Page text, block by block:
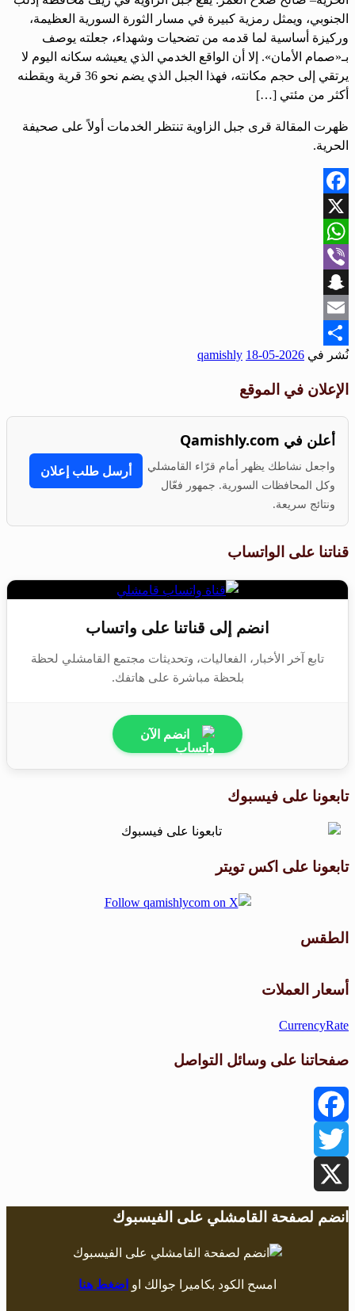
الجنوبي، ويمثل رمزية كبيرة في مسار الثورة السورية العظيمة،
وركيزة أساسية لما قدمه من تضحيات وشهداء، جعلته يوصف
بـ«صمام الأمان». إلا أن الواقع الخدمي الذي يعيشه سكانه اليوم لا
يرتقي إلى حجم مكانته، فهذا الجبل الذي يضم نحو 36 قرية ويقطنه
أكثر من مئتي […]
ظهرت المقالة قرى جبل الزاوية تنتظر الخدمات أولاً على صحيفة
الحرية.
Facebook
X
WhatsApp
Viber
Snapchat
Email
Share
نُشر في 2026-05-18
qamishly
الإعلان في الموقع
أعلن في Qamishly.com
واجعل نشاطك يظهر أمام قرّاء القامشلي
وكل المحافظات السورية. جمهور فعّال
ونتائج سريعة.
أرسل طلب إعلان
قناتنا على الواتساب
انضم إلى قناتنا على واتساب
تابع آخر الأخبار، الفعاليات، وتحديثات مجتمع القامشلي لحظة
بلحظة مباشرة على هاتفك.
انضم الآن
تابعونا على فيسبوك
تابعونا على اكس تويتر
الطقس
أسعار العملات
CurrencyRate
صفحاتنا على وسائل التواصل
Facebook
Twitter
X
انضم لصفحة القامشلي على الفيسبوك
امسح الكود بكاميرا جوالك او اضغط هنا